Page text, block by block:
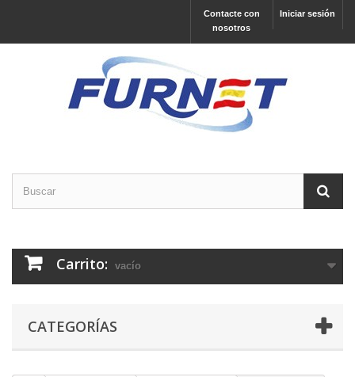
Iniciar sesión
Contacte con
nosotros
Carrito: vacío
CATEGORÍAS